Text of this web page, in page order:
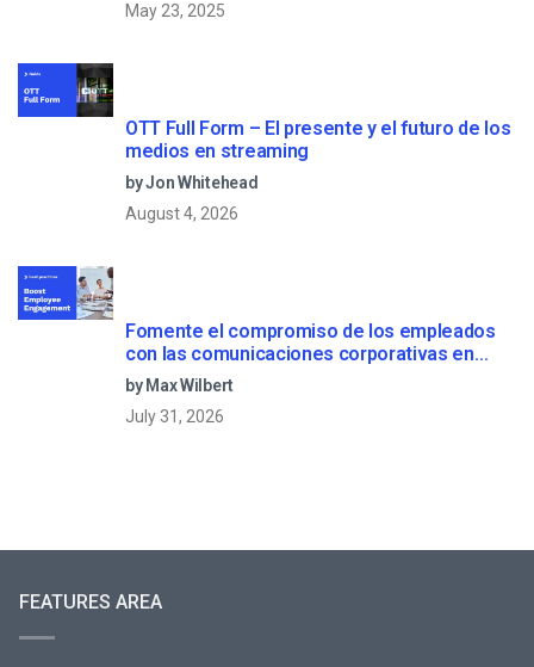
May 23, 2025
OTT Full Form – El presente y el futuro de los
medios en streaming
by Jon Whitehead
August 4, 2026
Fomente el compromiso de los empleados
con las comunicaciones corporativas en
directo
by Max Wilbert
July 31, 2026
FEATURES AREA